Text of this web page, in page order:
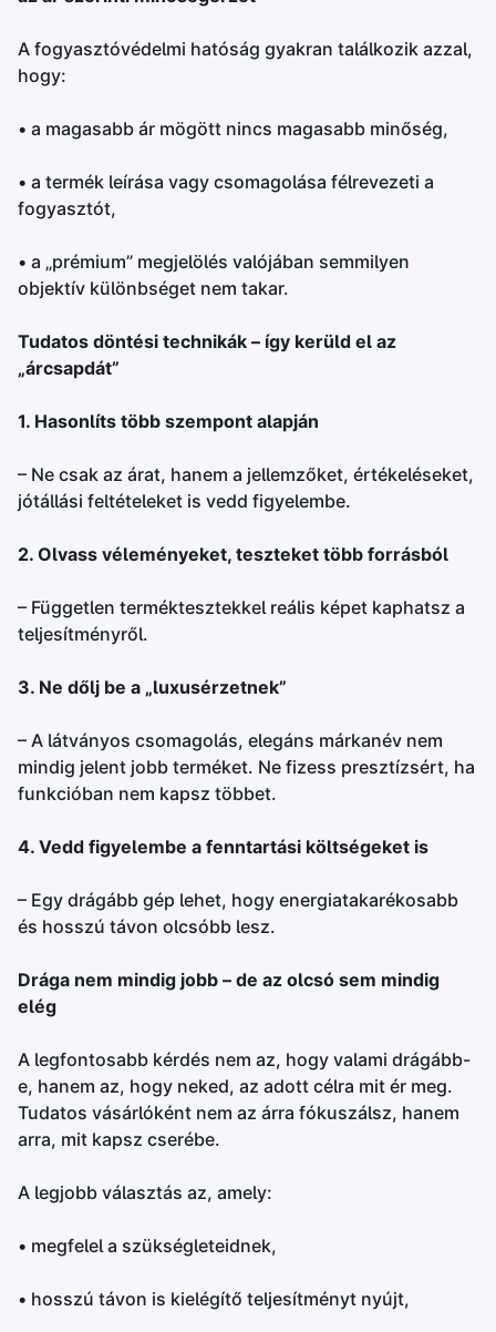
A fogyasztóvédelmi hatóság gyakran találkozik azzal,
hogy:
• a magasabb ár mögött nincs magasabb minőség,
• a termék leírása vagy csomagolása félrevezeti a
fogyasztót,
• a „prémium” megjelölés valójában semmilyen
objektív különbséget nem takar.
Tudatos döntési technikák – így kerüld el az
„árcsapdát”
1. Hasonlíts több szempont alapján
– Ne csak az árat, hanem a jellemzőket, értékeléseket,
jótállási feltételeket is vedd figyelembe.
2. Olvass véleményeket, teszteket több forrásból
– Független terméktesztekkel reális képet kaphatsz a
teljesítményről.
3. Ne dőlj be a „luxusérzetnek”
– A látványos csomagolás, elegáns márkanév nem
mindig jelent jobb terméket. Ne fizess presztízsért, ha
funkcióban nem kapsz többet.
4. Vedd figyelembe a fenntartási költségeket is
– Egy drágább gép lehet, hogy energiatakarékosabb
és hosszú távon olcsóbb lesz.
Drága nem mindig jobb – de az olcsó sem mindig
elég
A legfontosabb kérdés nem az, hogy valami drágább-
e, hanem az, hogy neked, az adott célra mit ér meg.
Tudatos vásárlóként nem az árra fókuszálsz, hanem
arra, mit kapsz cserébe.
A legjobb választás az, amely:
• megfelel a szükségleteidnek,
• hosszú távon is kielégítő teljesítményt nyújt,